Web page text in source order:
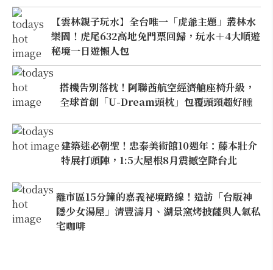
【雲林親子玩水】全台唯一「虎爺主題」叢林水
樂園！虎尾632高地免門票回歸，玩水＋4大順遊
秘境一日遊懶人包
搭機告別落枕！阿聯酋航空經濟艙座椅升級，
全球首創「U-Dream頭枕」包覆頭頸超好睡
建築迷必朝聖！忠泰美術館10週年：藤本壯介
特展打頭陣，1:5大屋根8月震撼空降台北
離市區15分鐘的嘉義祕境路線！造訪「台版神
隱少女湯屋」清豐濤月、湖景窯烤披薩與人氣私
宅咖啡